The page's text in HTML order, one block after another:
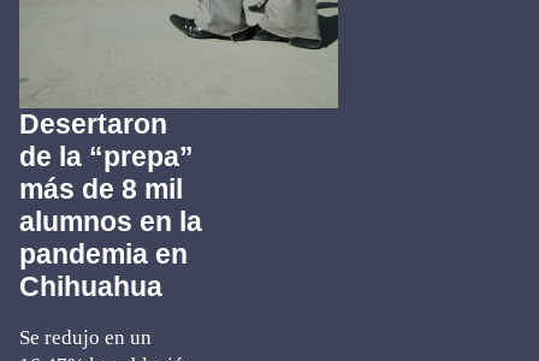
Desertaron
de la “prepa”
más de 8 mil
alumnos en la
pandemia en
Chihuahua
Se redujo en un